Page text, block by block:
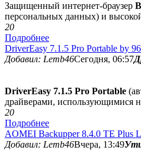
Защищенный интернет-браузер
персональных данных) и
20
Подробнее
DriverEasy 7.1.5 Pro Portable by
Добавил: Lemb46Сегодня, 06:57
DriverEasy 7.1.5 Pro Portable
драйверами, использующимися
20
Подробнее
AOMEI Backupper 8.4.0 TE Plus
Добавил: Lemb46Вчера, 13:49